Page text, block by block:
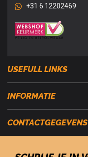
+31 6 12202469
USEFULL LINKS
INFORMATIE
CONTACTGEGEVENS